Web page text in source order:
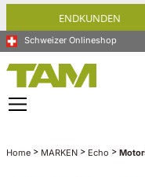
springenENDKUNDEN
Schweizer Onlineshop
Home > MARKEN > Echo >